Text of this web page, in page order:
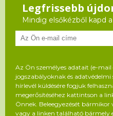
Legfrissebb
Mindig elsőkézből kapd
Az Ön személyes adatait (e-
jogszabályoknak és
hírlevél küldésére fogjuk
megerősítéséhez kattintson a
Önnek. Beleegyezését
vagy a linken található bármely